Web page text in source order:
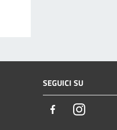
SEGUICI SU
FacebookInstagram